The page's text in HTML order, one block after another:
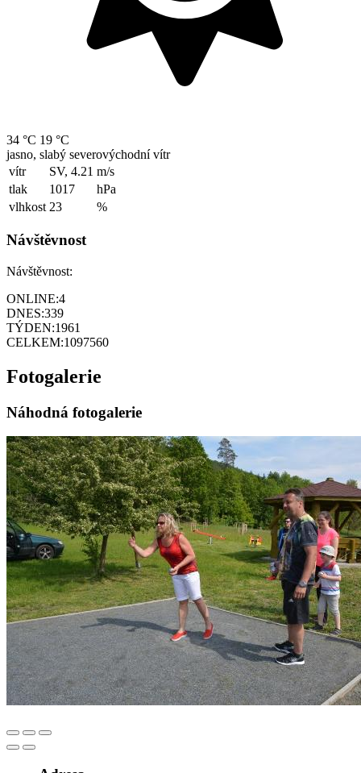
34 °C 19 °C
jasno, slabý severovýchodní vítr
vítr
SV, 4.21 m/s
tlak
1017
hPa
vlhkost 23 %
Návštěvnost
Návštěvnost:
ONLINE:4
DNES:339
TÝDEN:1961
CELKEM:1097560
Fotogalerie
Náhodná fotogalerie